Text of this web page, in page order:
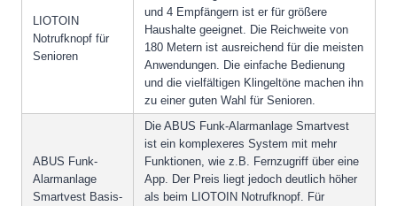
LIOTOIN
Notrufknopf für
Senioren
und 4 Empfängern ist er für größere
Haushalte geeignet. Die Reichweite von
180 Metern ist ausreichend für die meisten
Anwendungen. Die einfache Bedienung
und die vielfältigen Klingeltöne machen ihn
zu einer guten Wahl für Senioren.
ABUS Funk-
Alarmanlage
Smartvest Basis-
Die ABUS Funk-Alarmanlage Smartvest
ist ein komplexeres System mit mehr
Funktionen, wie z.B. Fernzugriff über eine
App. Der Preis liegt jedoch deutlich höher
als beim LIOTOIN Notrufknopf. Für